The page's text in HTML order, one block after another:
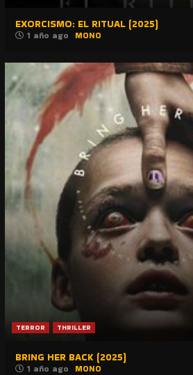
EXORCISMO: EL RITUAL (2025)
1 año ago MONO
TERROR THRILLER
BRING HER BACK (2025)
1 año ago MONO